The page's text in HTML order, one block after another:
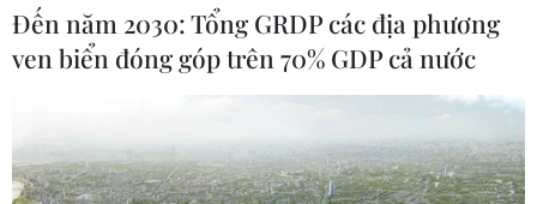
Đến năm 2030: Tổng GRDP các địa phương
ven biển đóng góp trên 70% GDP cả nước